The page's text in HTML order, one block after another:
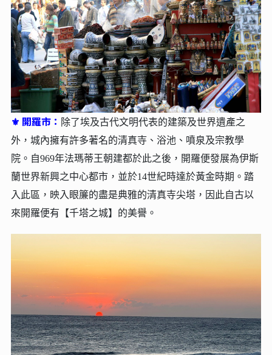
⚜ 開羅市： 除了埃及古代文明代表的建築及世界遺產之
外，城內擁有許多著名的清真寺、浴池、噴泉及宗教學
院。自969年法瑪蒂王朝建都於此之後，開羅便發展為伊斯
蘭世界新興之中心都市，並於14世紀時達於黃金時期。踏
入此區，映入眼簾的盡是典雅的清真寺尖塔，因此自古以
來開羅便有【千塔之城】的美譽。